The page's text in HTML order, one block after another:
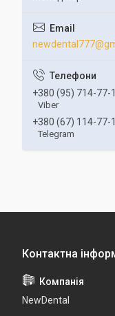
+380 (95) 714-77-
Viber
+380 (67) 114-77-
Telegram
NewDental